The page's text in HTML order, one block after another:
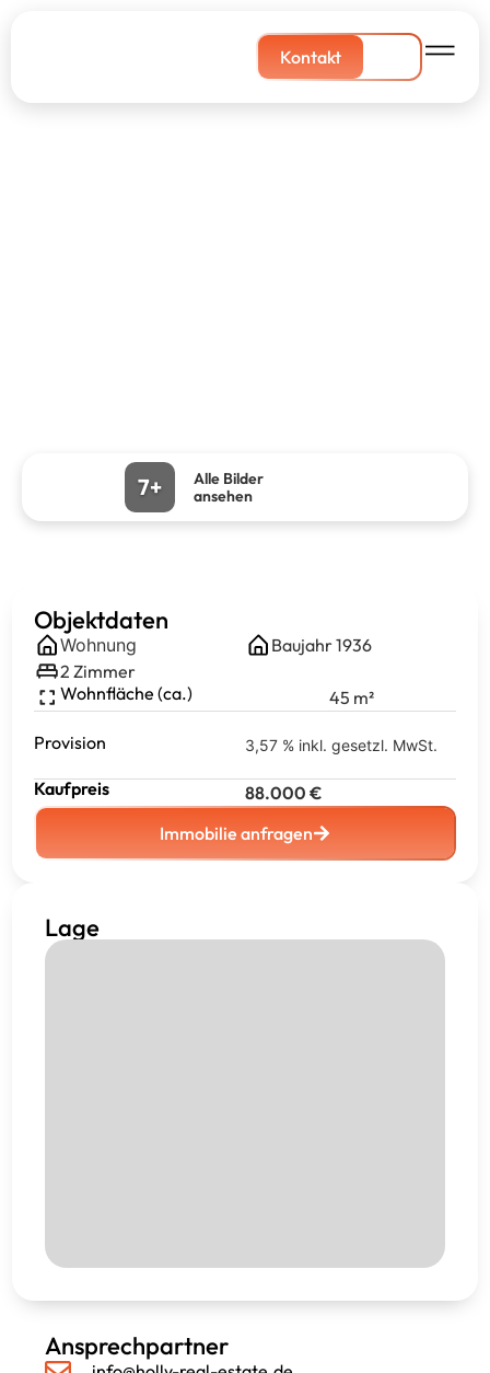
Kontakt
7+
Alle Bilder
ansehen
Objektdaten
Wohnung Baujahr1936
2 Zimmer
Wohnfläche (ca.)
45 m²
Provision 3,57 % inkl. gesetzl. MwSt.
Kaufpreis 88.000 €
Immobilie anfragen
Lage
Ansprechpartner